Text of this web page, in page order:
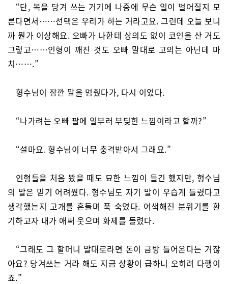
“단, 복을 당겨 쓰는 거기에 나중에 무슨 일이 벌어질지 모
른다면서……선택은 우리가 하는 거라고요. 그런데 오늘 보니
까 뭔가 이상해요. 오빠가 나한테 상의도 없이 코인을 산 거도
그렇고……인형이 깨진 것도 오빠 말대로 고의는 아닌데 마
치…….”
형수님이 잠깐 말을 멈췄다가, 다시 이었다.
“나가려는 오빠 팔에 일부러 부딪힌 느낌이라고 할까?”
“설마요. 형수님이 너무 충격받아서 그래요.”
인형들을 처음 봤을 때도 묘한 느낌이 들긴 했지만, 형수님
의 말은 믿기 어려웠다. 형수님도 자기 말이 우습게 들렸다고
생각했는지 고개를 흔들며 푹 숙였다. 어색해진 분위기를 환
기하고자 내가 애써 웃으며 화제를 돌렸다.
“그래도 그 할머니 말대로라면 돈이 금방 들어온다는 거잖
아요? 당겨쓰는 거라 해도 지금 상황이 급하니 오히려 다행이
죠.”